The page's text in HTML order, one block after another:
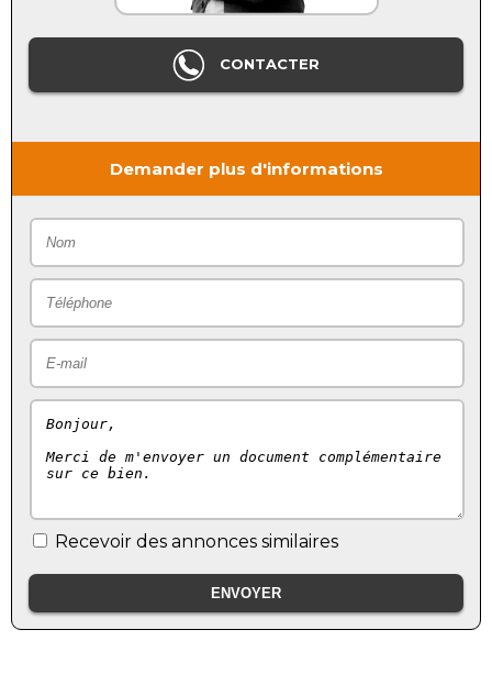
CONTACTER
Demander plus d'informations
Recevoir des annonces similaires